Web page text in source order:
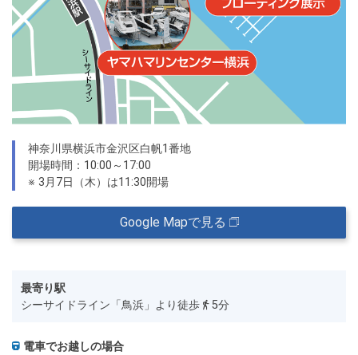
神奈川県横浜市金沢区白帆1番地
開場時間：10:00～17:00
※ 3月7日（木）は11:30開場
Google Mapで見る
最寄り駅
シーサイドライン「鳥浜」より徒歩 5分
電車でお越しの場合